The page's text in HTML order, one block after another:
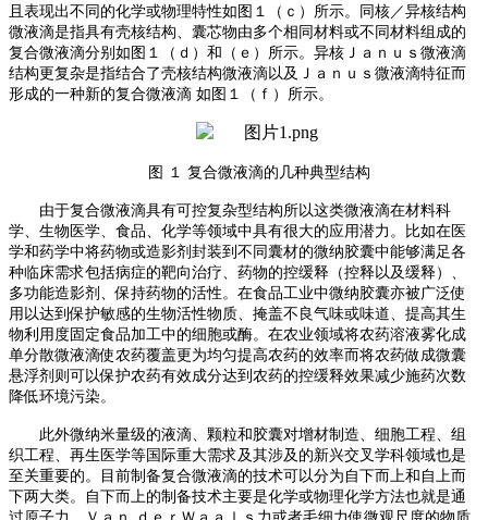
且表现出不同的化学或物理特性如图１（ｃ）所示。
同核／异核结构
微液滴是指具有壳核结构、囊芯物由多个相同材料或不同材料组成的
复合微液滴分别如图１（ｄ）和（ｅ）所示。 异核Ｊａｎｕｓ微液滴
结构更复杂是指结合了壳核结构微液滴以及Ｊａｎｕｓ微液滴特征而
形成的一种新的复合微液滴 如图１（ｆ）所示。
图 １ 复合微液滴的几种典型结构
由于复合微液滴具有可控复杂型结构所以这类微液滴在材料科
学、生物医学、食品、化学等领域中具有很大的应用潜力 。
比如在医
学和药学中将药物或造影剂封装到不同囊材的微纳胶囊中能够满足各
种临床需求包括病症的靶向治疗、药物的控缓释（控释以及缓释）、
多功能造影剂、保持药物的活性 。 在食品工业中微纳胶囊亦被广泛使
用以达到保护敏感的生物活性物质、掩盖不良气味或味道、提高其生
物利用度固定食品加工中的细胞或酶。 在农业领域将农药溶液雾化成
单分散微液滴使农药覆盖更为均匀提高农药的效率而将农药做成微囊
悬浮剂则可以保护农药有效成分达到农药的控缓释效果减少施药次数
降低环境污染 。
此外微纳米量级的液滴、颗粒和胶囊对增材制造、细胞工程、组
织工程、再生医学等国际重大需求及其涉及的新兴交叉学科领域也是
至关重要的 。
目前制备复合微液滴的技术可以分为自下而上和自上而
下两大类。
自下而上的制备技术主要是化学或物理化学方法也就是通